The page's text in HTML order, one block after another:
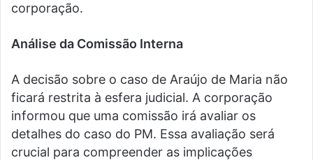
corporação.
Análise da Comissão Interna
A decisão sobre o caso de Araújo de Maria não
ficará restrita à esfera judicial. A corporação
informou que uma comissão irá avaliar os
detalhes do caso do PM. Essa avaliação será
crucial para compreender as implicações